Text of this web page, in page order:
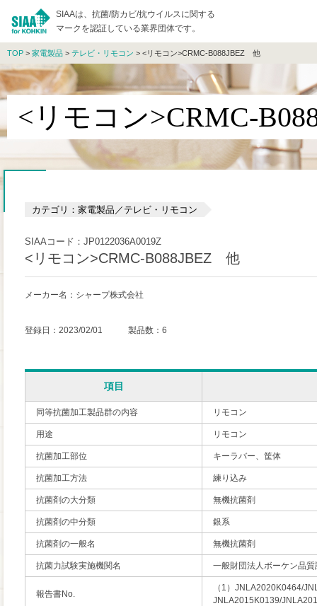
SIAAは、抗菌/防カビ/抗ウイルスに関する
マークを認証している業界団体です。
TOP > 家電製品 > テレビ・リモコン > <リモコン>CRMC-B088JBEZ 他
<リモコン>CRMC-
カテゴリ：家電製品／テレビ・リモコン
SIAAコード：JP0122036A0019Z
<リモコン>CRMC-B088JBEZ 他
メーカー名：シャープ株式会社
登録日：2023/02/01 製品数：6
項目
同等抗菌加工製品群の内容 リモコン
用途 リモコン
抗菌加工部位 キーラバー、筐体
抗菌加工方法 練り込み
抗菌剤の大分類 無機抗菌剤
抗菌剤の中分類 銀系
抗菌剤の一般名 無機抗菌剤
抗菌力試験実施機関名 一般財団法人ボーケン品質
報告書No.
（1）JNLA2020K0464/
JNLA2015K0139/